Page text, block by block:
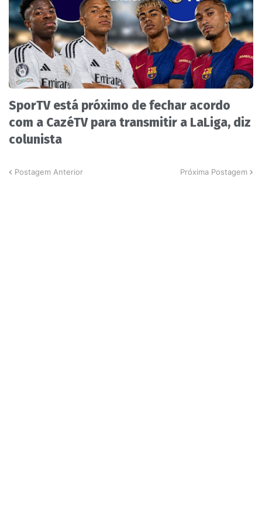
SporTV está próximo de fechar acordo
com a CazéTV para transmitir a LaLiga, diz
colunista
Postagem Anterior Próxima Postagem